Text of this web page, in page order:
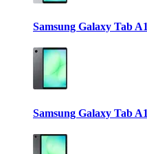
Samsung Galaxy Tab
Samsung Galaxy Tab